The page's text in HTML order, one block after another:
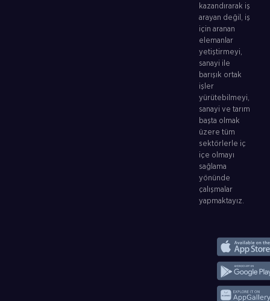
kazandırarak iş
arayan değil, iş
için aranan
elemanlar
yetiştirmeyi,
sanayi ile
barışık ortak
işler
yürütebilmeyi,
sanayi ve tarım
başta olmak
üzere tüm
sektörlerle iç
içe olmayı
sağlama
yönünde
çalışmalar
yapmaktayız.